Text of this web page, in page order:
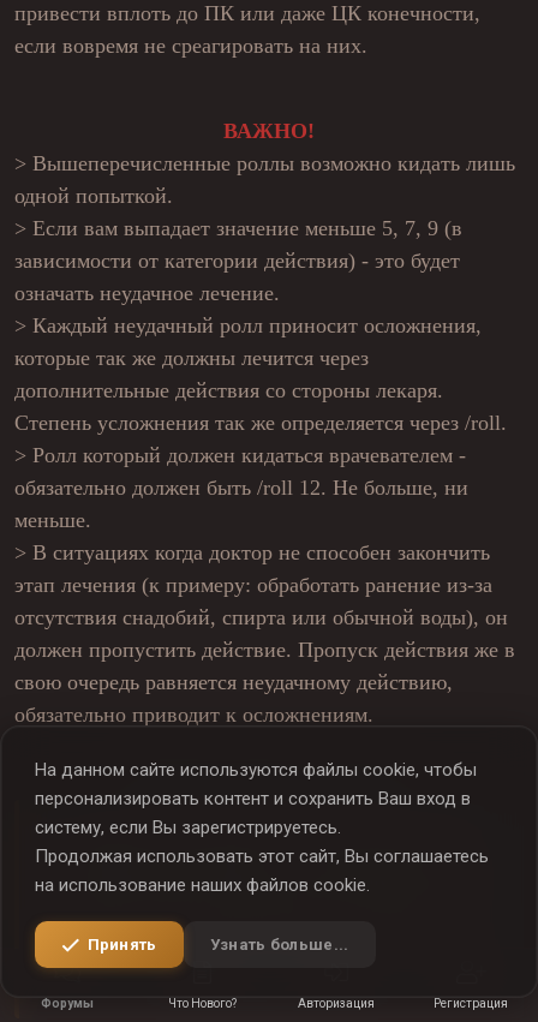
привести вплоть до ПК или даже ЦК конечности,
если вовремя не среагировать на них.
ВАЖНО!
> Вышеперечисленные роллы возможно кидать лишь
одной попыткой.
> Если вам выпадает значение меньше 5, 7, 9 (в
зависимости от категории действия) - это будет
означать неудачное лечение.
> Каждый неудачный ролл приносит осложнения,
которые так же должны лечится через
дополнительные действия со стороны лекаря.
Степень усложнения так же определяется через /roll.
> Ролл который должен кидаться врачевателем -
обязательно должен быть /roll 12. Не больше, ни
меньше.
> В ситуациях когда доктор не способен закончить
этап лечения (к примеру: обработать ранение из-за
отсутствия снадобий, спирта или обычной воды), он
должен пропустить действие. Пропуск действия же в
свою очередь равняется неудачному действию,
обязательно приводит к осложнениям.
Пример неудачного лечения:
"Травник даёт пациенту какие-либо травы -
выпадает плохой ролл - это означает что он
смешал травы в неправильном количестве, и
теперь к симптомам пациента добавится к
примеру диарея. Это так же необходимо будет
лечить через ролл, что сделает более
Форумы Что Нового? Авторизация Регистрация
На данном сайте используются файлы cookie, чтобы
персонализировать контент и сохранить Ваш вход в
систему, если Вы зарегистрируетесь.
Продолжая использовать этот сайт, Вы соглашаетесь
на использование наших файлов cookie.
Принять Узнать больше...